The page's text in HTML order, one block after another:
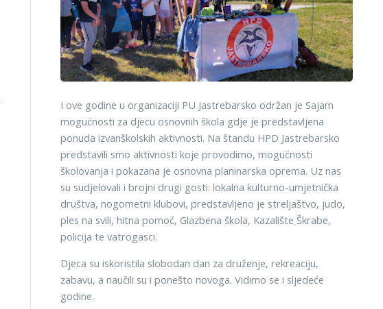
I ove godine u organizaciji PU Jastrebarsko održan je Sajam
mogućnosti za djecu osnovnih škola gdje je predstavljena
ponuda izvanškolskih aktivnosti. Na štandu HPD Jastrebarsko
predstavili smo aktivnosti koje provodimo, mogućnosti
školovanja i pokazana je osnovna planinarska oprema. Uz nas
su sudjelovali i brojni drugi gosti: lokalna kulturno-umjetnička
društva, nogometni klubovi, predstavljeno je streljaštvo, judo,
ples na svili, hitna pomoć, Glazbena škola, Kazalište Škrabe,
policija te vatrogasci.
Djeca su iskoristila slobodan dan za druženje, rekreaciju,
zabavu, a naučili su i ponešto novoga. Vidimo se i sljedeće
godine.